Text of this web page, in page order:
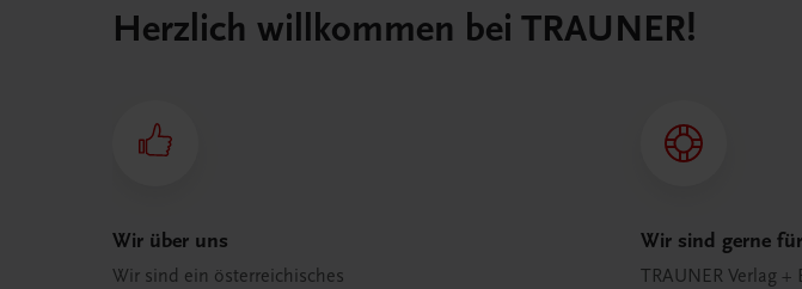
Herzlich willkommen bei TRAUNER!
Wir über uns
Wir sind ein österreichisches
Wir sind gerne
TRAUNER Verlag +